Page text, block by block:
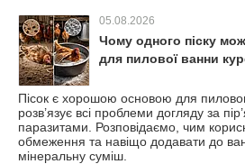
05.08.2026
Чому одного піску
для пилової ванни
Пісок є хорошою основою для
розв’язує всі проблеми догляду за
паразитами. Розповідаємо, чим
обмеження та навіщо додавати до
мінеральну суміш.